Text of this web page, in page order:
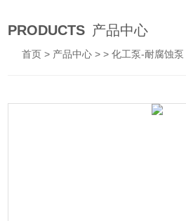
PRODUCTS 产品中心
首页 > 产品中心 > >化工泵-耐腐蚀泵